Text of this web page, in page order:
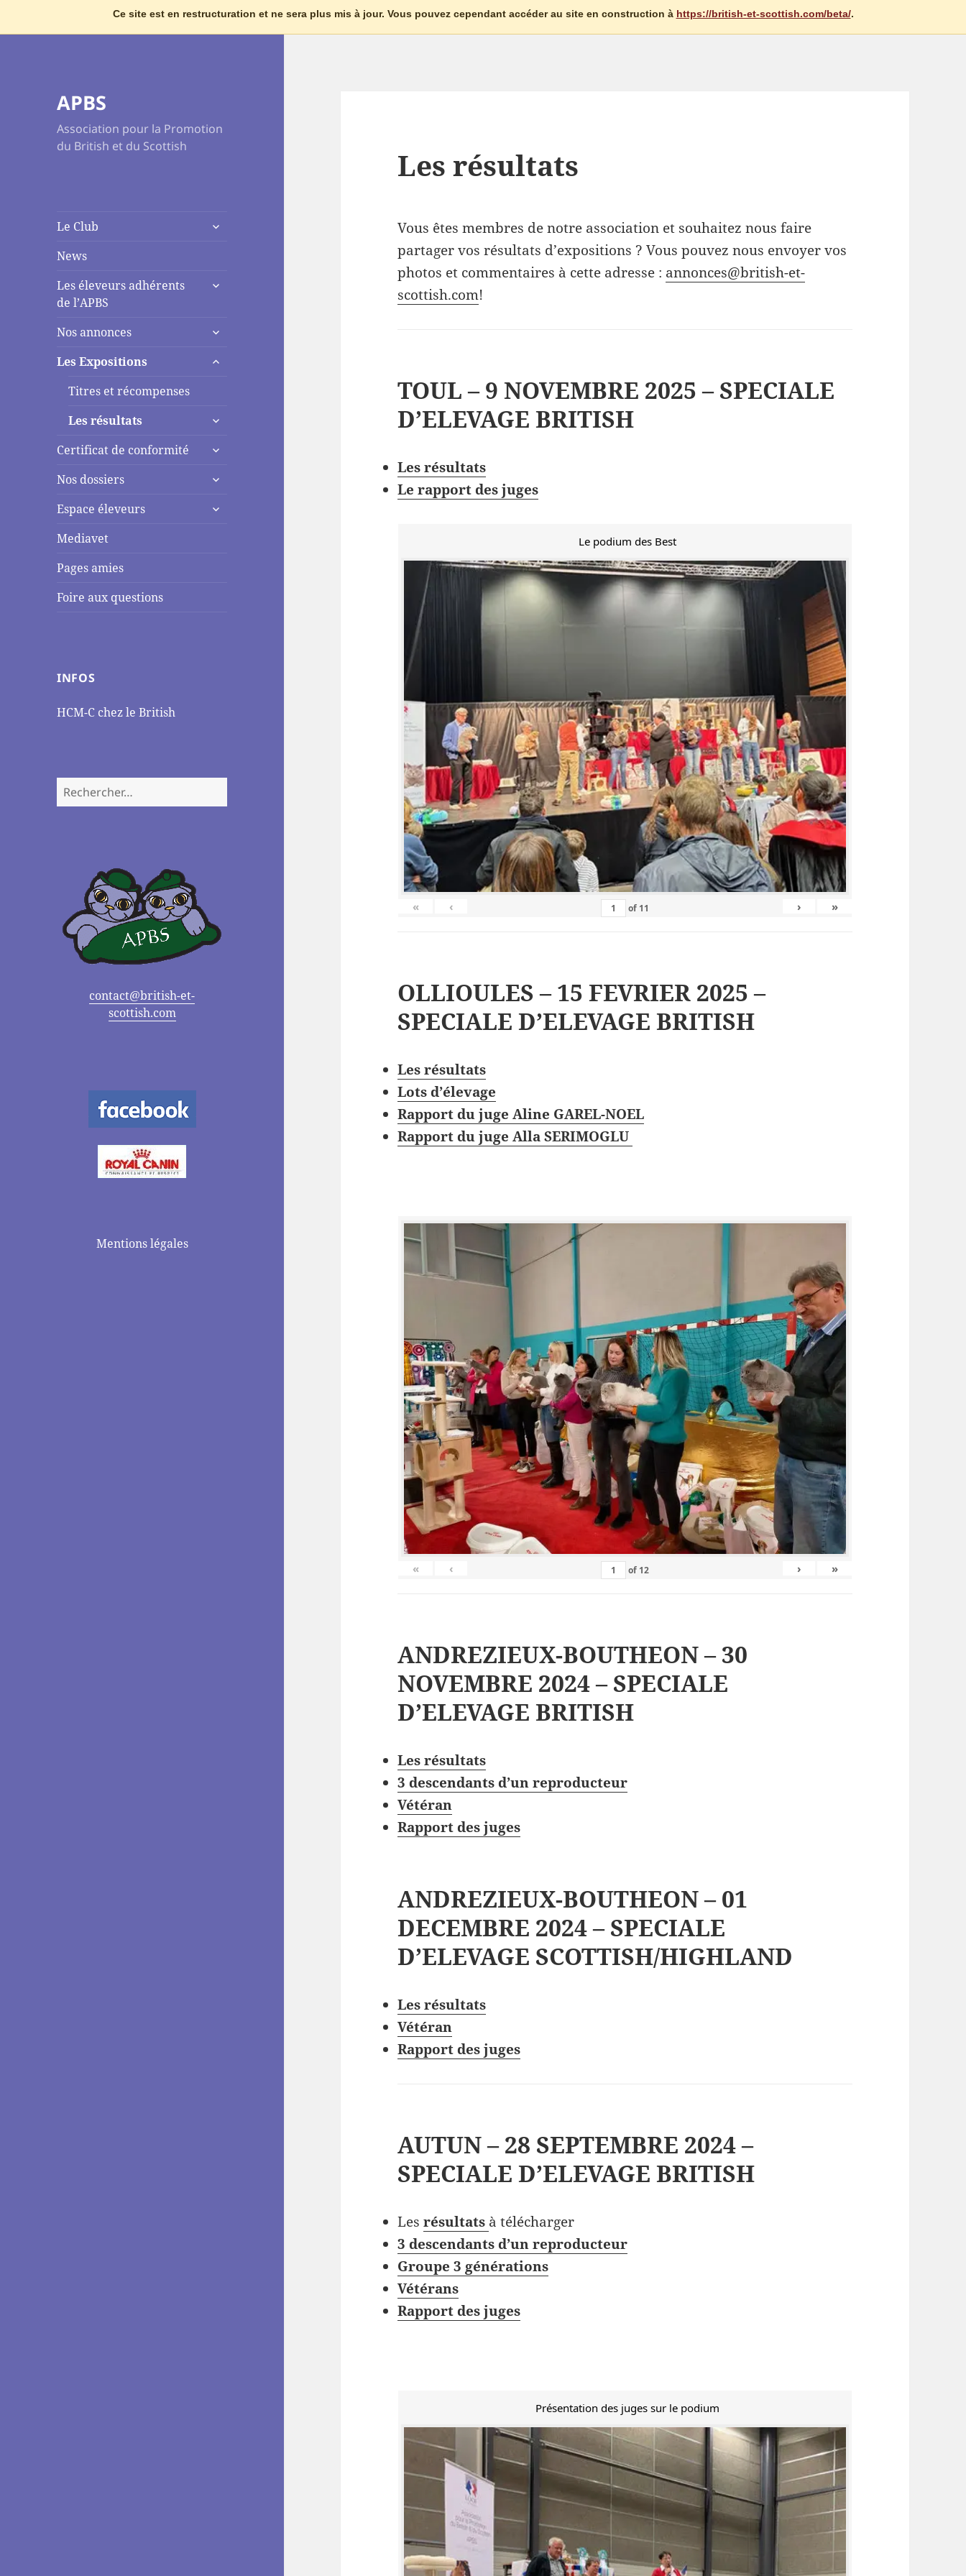
Ce site est en restructuration et ne sera plus mis à jour. Vous pouvez cependant accéder au site en construction à https://british-et-scottish.com/beta/.
APBS
Association pour la Promotion
du British et du Scottish
Le Club
ouvrir
News
Les éleveurs adhérents
de l’APBS
ouvrir
menu
Nos annonces
ouvrir
sous-
Les Expositions
ouvrir
Titres et récompenses
Les résultats
ouvrir
sous-
Certificat de conformité
ouvrir
sous-
Nos dossiers
ouvrir
sous-
Espace éleveurs
ouvrir
Mediavet
Pages amies
Foire aux questions
INFOS
HCM-C chez le British
Rechercher :
contact@british-et-
scottish.com
Mentions légales
Les résultats
Vous êtes membres de notre association et souhaitez nous faire
partager vos résultats d’expositions ? Vous pouvez nous envoyer vos
photos et commentaires à cette adresse : annonces@british-et-
scottish.com!
TOUL – 9 NOVEMBRE 2025 – SPECIALE
D’ELEVAGE BRITISH
Les résultats
Le rapport des juges
Le podium des Best
« ‹ of 11 › »
OLLIOULES – 15 FEVRIER 2025 –
SPECIALE D’ELEVAGE BRITISH
Les résultats
Lots d’élevage
Rapport du juge Aline GAREL-NOEL
Rapport du juge Alla SERIMOGLU
« ‹ of 12 › »
ANDREZIEUX-BOUTHEON – 30
NOVEMBRE 2024 – SPECIALE
D’ELEVAGE BRITISH
Les résultats
3 descendants d’un reproducteur
Vétéran
Rapport des juges
ANDREZIEUX-BOUTHEON – 01
DECEMBRE 2024 – SPECIALE
D’ELEVAGE SCOTTISH/HIGHLAND
Les résultats
Vétéran
Rapport des juges
AUTUN – 28 SEPTEMBRE 2024 –
SPECIALE D’ELEVAGE BRITISH
Lesrésultats à télécharger
3 descendants d’un reproducteur
Groupe 3 générations
Vétérans
Rapport des juges
Présentation des juges sur le podium